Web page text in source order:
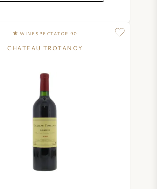
WINESPECTATOR 90
CHATEAU TROTANOY